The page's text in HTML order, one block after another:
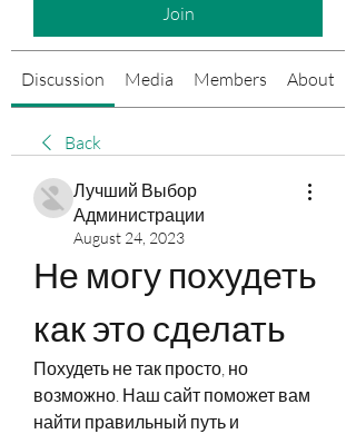
Join
Discussion Media Members About
Back
Лучший Выбор
Администрации
August 24, 2023
Не могу похудеть
как это сделать
Похудеть не так просто, но
возможно. Наш сайт поможет вам
найти правильный путь и